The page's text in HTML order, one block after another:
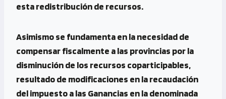
esta redistribución de recursos.
Asimismo se fundamenta en la necesidad de
compensar fiscalmente a las provincias por la
disminución de los recursos coparticipables,
resultado de modificaciones en la recaudación
del impuesto a las Ganancias en la denominada